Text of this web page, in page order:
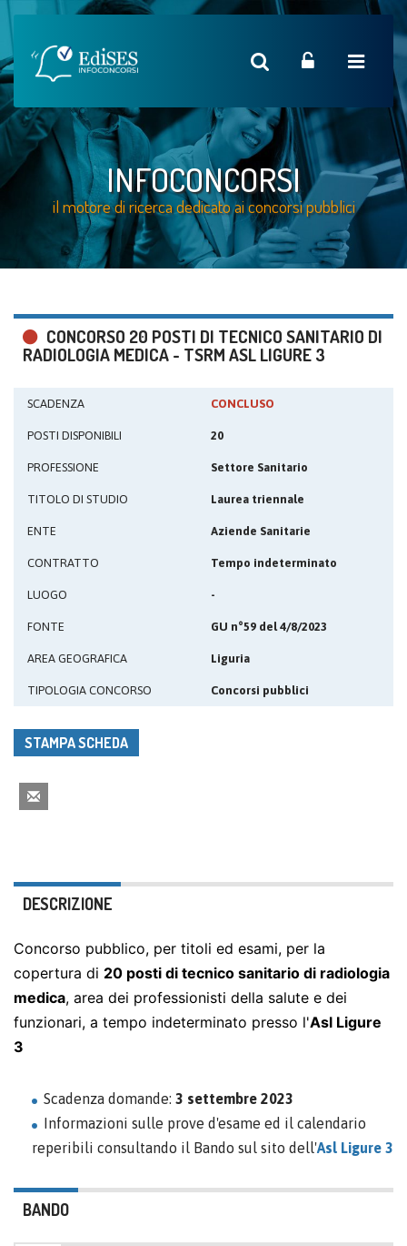
INFOCONCORSI
il motore di ricerca dedicato ai concorsi pubblici
CONCORSO 20 POSTI DI TECNICO SANITARIO DI
RADIOLOGIA MEDICA - TSRM ASL LIGURE 3
SCADENZA CONCLUSO
POSTI DISPONIBILI 20
PROFESSIONE Settore Sanitario
TITOLO DI STUDIO Laurea triennale
ENTE Aziende Sanitarie
CONTRATTO Tempo indeterminato
LUOGO -
FONTE GU n°59 del 4/8/2023
AREA GEOGRAFICA Liguria
TIPOLOGIA CONCORSO Concorsi pubblici
STAMPA SCHEDA
DESCRIZIONE
Concorso pubblico, per titoli ed esami, per la
copertura di 20 posti di tecnico sanitario di radiologia
medica, area dei professionisti della salute e dei
funzionari, a tempo indeterminato presso l'Asl Ligure
3
Scadenza domande: 3 settembre 2023
Informazioni sulle prove d'esame ed il calendario
reperibili consultando il Bando sul sito dell'Asl Ligure 3
BANDO